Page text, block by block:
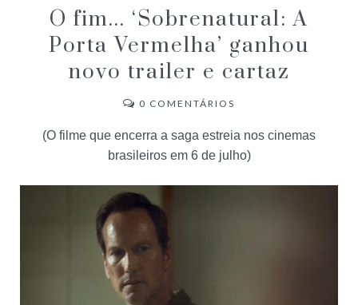
O fim... ‘Sobrenatural: A
Porta Vermelha’ ganhou
novo trailer e cartaz
0 COMENTÁRIOS
(O filme que encerra a saga estreia nos cinemas
brasileiros em 6 de julho)